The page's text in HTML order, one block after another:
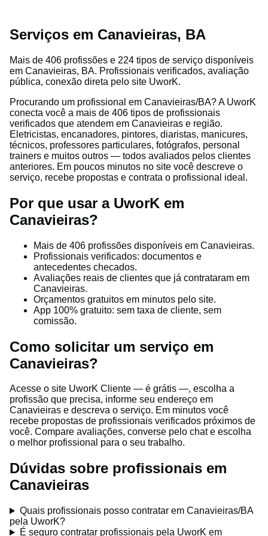
Serviços em Canavieiras, BA
Mais de 406 profissões e 224 tipos de serviço disponíveis
em Canavieiras, BA. Profissionais verificados, avaliação
pública, conexão direta pelo site UworK.
Procurando um profissional em Canavieiras/BA? A UworK
conecta você a mais de 406 tipos de profissionais
verificados que atendem em Canavieiras e região.
Eletricistas, encanadores, pintores, diaristas, manicures,
técnicos, professores particulares, fotógrafos, personal
trainers e muitos outros — todos avaliados pelos clientes
anteriores. Em poucos minutos no site você descreve o
serviço, recebe propostas e contrata o profissional ideal.
Por que usar a UworK em
Canavieiras?
Mais de 406 profissões disponíveis em Canavieiras.
Profissionais verificados: documentos e
antecedentes checados.
Avaliações reais de clientes que já contrataram em
Canavieiras.
Orçamentos gratuitos em minutos pelo site.
App 100% gratuito: sem taxa de cliente, sem
comissão.
Como solicitar um serviço em
Canavieiras?
Acesse o site UworK Cliente — é grátis —, escolha a
profissão que precisa, informe seu endereço em
Canavieiras e descreva o serviço. Em minutos você
recebe propostas de profissionais verificados próximos de
você. Compare avaliações, converse pelo chat e escolha
o melhor profissional para o seu trabalho.
Dúvidas sobre profissionais em
Canavieiras
Quais profissionais posso contratar em Canavieiras/BA
pela UworK?
É seguro contratar profissionais pela UworK em